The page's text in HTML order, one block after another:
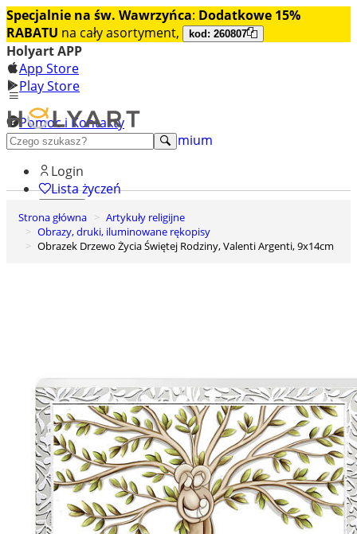
Specjalnie na św. Wawrzyńca: Dodatkowe 15%
RABATU na cały asortyment, kod: 260807
Holyart APP
App Store
Play Store
Pomoc i Kontakty
+48 222 922 860
Odkryj premium
Login
Lista życzeń
0
Koszyk
Strona główna
Artykuły religijne
Obrazy, druki, iluminowane rękopisy
Obrazek Drzewo Życia Świętej Rodziny, Valenti Argenti, 9x14cm